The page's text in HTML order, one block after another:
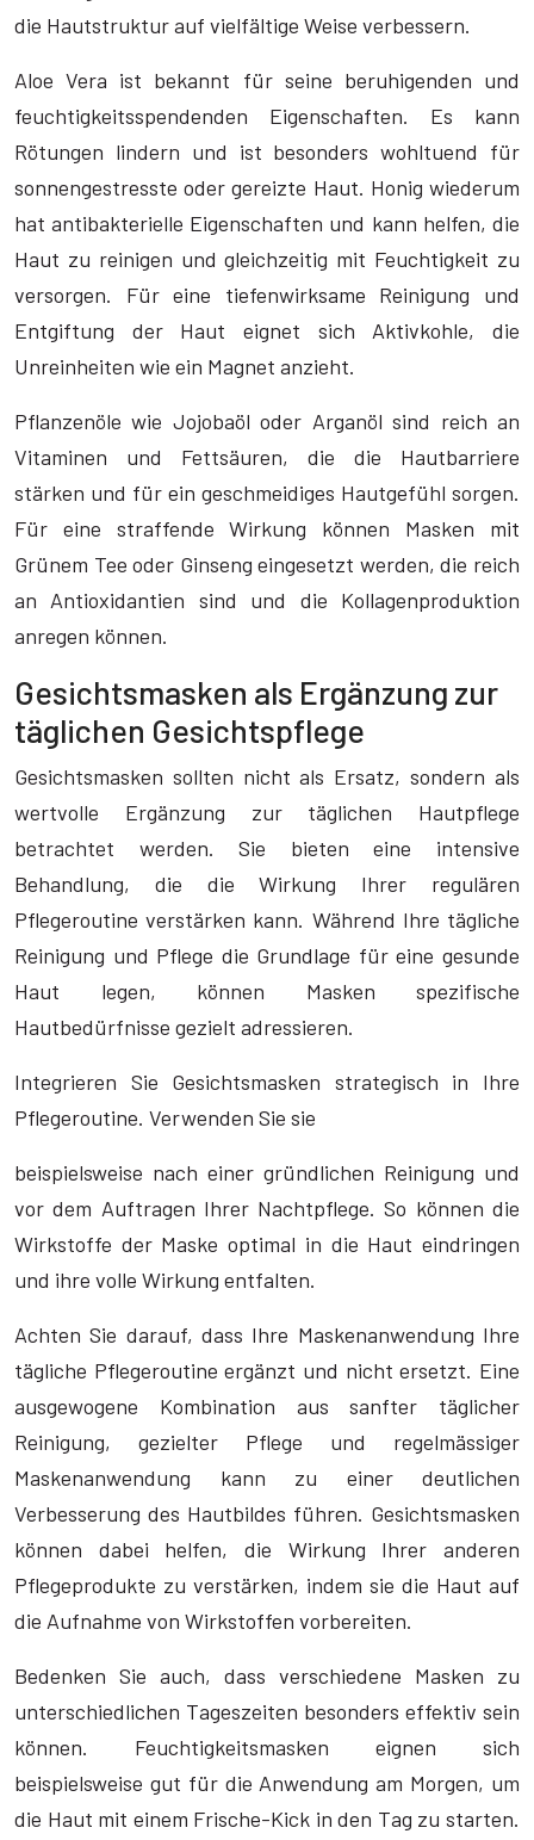
die Hautstruktur auf vielfältige Weise verbessern.
Aloe Vera ist bekannt für seine beruhigenden und
feuchtigkeitsspendenden Eigenschaften. Es kann
Rötungen lindern und ist besonders wohltuend für
sonnengestresste oder gereizte Haut. Honig wiederum
hat antibakterielle Eigenschaften und kann helfen, die
Haut zu reinigen und gleichzeitig mit Feuchtigkeit zu
versorgen. Für eine tiefenwirksame Reinigung und
Entgiftung der Haut eignet sich Aktivkohle, die
Unreinheiten wie ein Magnet anzieht.
Pflanzenöle wie Jojobaöl oder Arganöl sind reich an
Vitaminen und Fettsäuren, die die Hautbarriere
stärken und für ein geschmeidiges Hautgefühl sorgen.
Für eine straffende Wirkung können Masken mit
Grünem Tee oder Ginseng eingesetzt werden, die reich
an Antioxidantien sind und die Kollagenproduktion
anregen können.
Gesichtsmasken als Ergänzung zur
täglichen Gesichtspflege
Gesichtsmasken sollten nicht als Ersatz, sondern als
wertvolle Ergänzung zur täglichen Hautpflege
betrachtet werden. Sie bieten eine intensive
Behandlung, die die Wirkung Ihrer regulären
Pflegeroutine verstärken kann. Während Ihre tägliche
Reinigung und Pflege die Grundlage für eine gesunde
Haut legen, können Masken spezifische
Hautbedürfnisse gezielt adressieren.
Integrieren Sie Gesichtsmasken strategisch in Ihre
Pflegeroutine. Verwenden Sie sie
beispielsweise nach einer gründlichen Reinigung und
vor dem Auftragen Ihrer Nachtpflege. So können die
Wirkstoffe der Maske optimal in die Haut eindringen
und ihre volle Wirkung entfalten.
Achten Sie darauf, dass Ihre Maskenanwendung Ihre
tägliche Pflegeroutine ergänzt und nicht ersetzt. Eine
ausgewogene Kombination aus sanfter täglicher
Reinigung, gezielter Pflege und regelmässiger
Maskenanwendung kann zu einer deutlichen
Verbesserung des Hautbildes führen. Gesichtsmasken
können dabei helfen, die Wirkung Ihrer anderen
Pflegeprodukte zu verstärken, indem sie die Haut auf
die Aufnahme von Wirkstoffen vorbereiten.
Bedenken Sie auch, dass verschiedene Masken zu
unterschiedlichen Tageszeiten besonders effektiv sein
können. Feuchtigkeitsmasken eignen sich
beispielsweise gut für die Anwendung am Morgen, um
die Haut mit einem Frische-Kick in den Tag zu starten.